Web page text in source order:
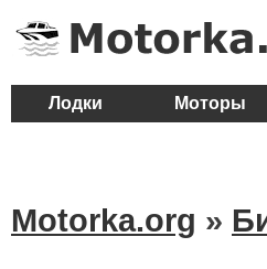
Лодки Моторы
Motorka.org »